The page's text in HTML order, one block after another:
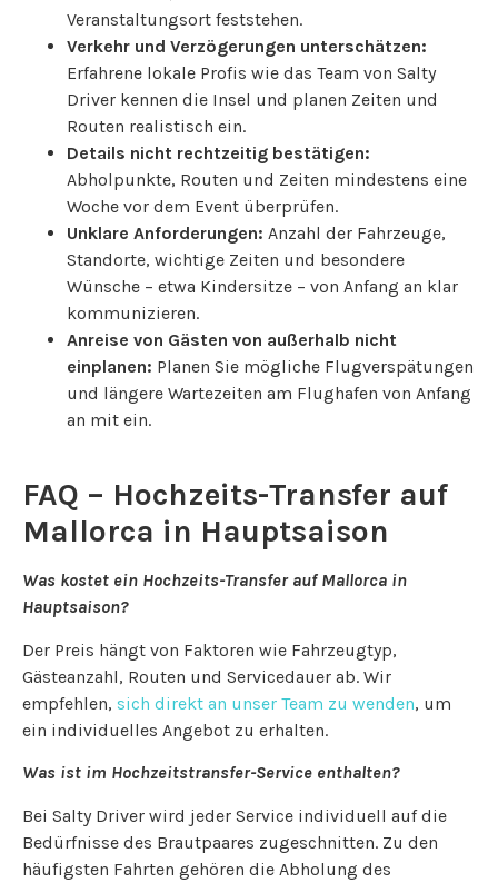
Veranstaltungsort feststehen.
Verkehr und Verzögerungen unterschätzen:
Erfahrene lokale Profis wie das Team von Salty
Driver kennen die Insel und planen Zeiten und
Routen realistisch ein.
Details nicht rechtzeitig bestätigen:
Abholpunkte, Routen und Zeiten mindestens eine
Woche vor dem Event überprüfen.
Unklare Anforderungen: Anzahl der Fahrzeuge,
Standorte, wichtige Zeiten und besondere
Wünsche – etwa Kindersitze – von Anfang an klar
kommunizieren.
Anreise von Gästen von außerhalb nicht
einplanen: Planen Sie mögliche Flugverspätungen
und längere Wartezeiten am Flughafen von Anfang
an mit ein.
FAQ – Hochzeits-Transfer auf
Mallorca in Hauptsaison
Was kostet ein Hochzeits-Transfer auf Mallorca in
Hauptsaison?
Der Preis hängt von Faktoren wie Fahrzeugtyp,
Gästeanzahl, Routen und Servicedauer ab. Wir
empfehlen, sich direkt an unser Team zu wenden, um
ein individuelles Angebot zu erhalten.
Was ist im Hochzeitstransfer-Service enthalten?
Bei Salty Driver wird jeder Service individuell auf die
Bedürfnisse des Brautpaares zugeschnitten. Zu den
häufigsten Fahrten gehören die Abholung des